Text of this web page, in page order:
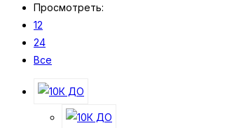
Просмотреть:
12
24
Все